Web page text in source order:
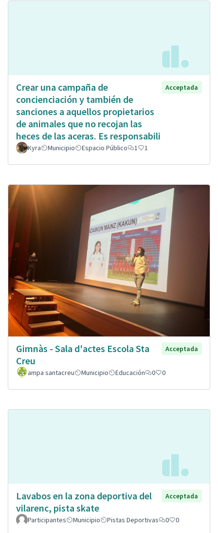
Crear una campaña de
concienciación y también de
sanciones a aquellos propietarios
de animales que no recojan las
heces de las aceras. Es responsabili
Acceptada
Kyra Municipio Espacio Público 1 1
Gimnàs - Sala d'actes Escola Sta
Creu
Acceptada
ampa santacreu Municipio Educación 0 0
Lavabos en la zona deportiva del
vilarenc, pista skate
Acceptada
Participantes Municipio Pistas Deportivas 0 0